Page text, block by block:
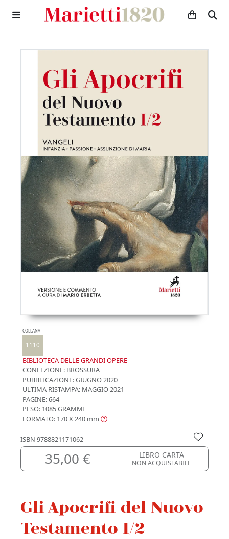
COLLANA
1110
BIBLIOTECA DELLE GRANDI OPERE
CONFEZIONE: BROSSURA
PUBBLICAZIONE:GIUGNO 2020
ULTIMA RISTAMPA: MAGGIO 2021
PAGINE: 664
PESO: 1085 GRAMMI
FORMATO: 170 X 240 mm
ISBN 9788821171062
35,00 € LIBRO CARTA
NON ACQUISTABILE
Gli Apocrifi del Nuovo
Testamento I/2